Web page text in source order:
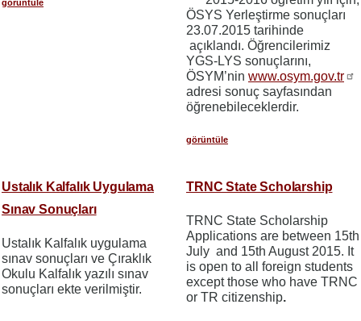
görüntüle
ÖSYS Yerleştirme sonuçları
23.07.2015 tarihinde
açıklandı. Öğrencilerimiz
YGS-LYS sonuçlarını,
ÖSYM’nin www.osym.gov.tr
adresi sonuç sayfasından
öğrenebileceklerdir.
görüntüle
Ustalık Kalfalık Uygulama
Sınav Sonuçları
Ustalık Kalfalık uygulama
sınav sonuçları ve Çıraklık
Okulu Kalfalık yazılı sınav
sonuçları ekte verilmiştir.
TRNC State Scholarship
TRNC State Scholarship
Applications are between 15th
July and 15th August 2015. It
is open to all foreign students
except those who have TRNC
or TR citizenship.